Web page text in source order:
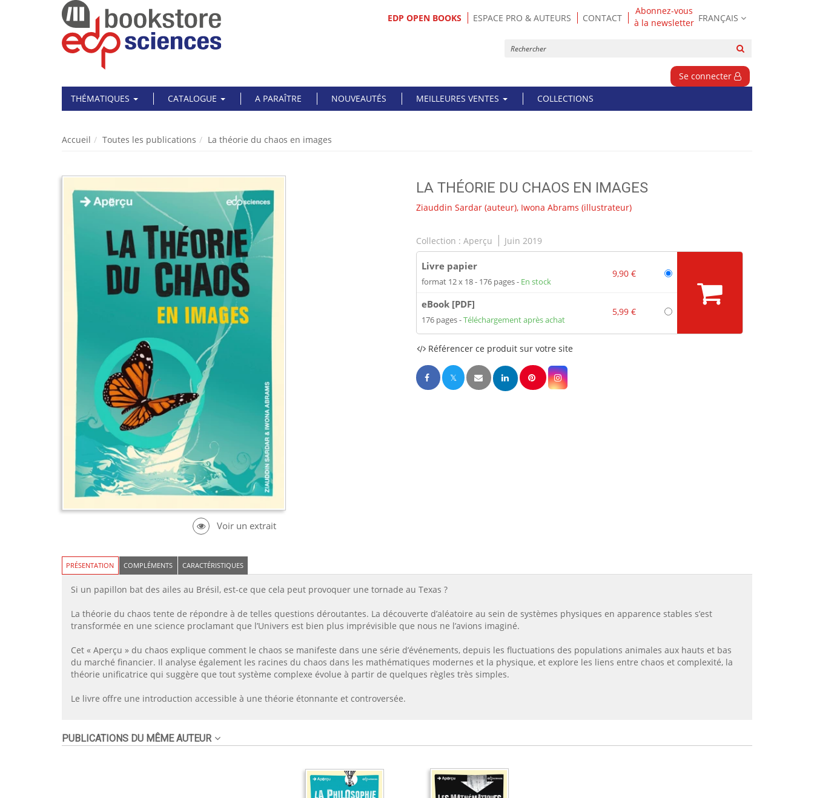
EDP OPEN BOOKS ESPACE PRO & AUTEURS CONTACT
Abonnez-vous
à la newsletter FRANÇAIS
Se connecter
THÉMATIQUES
CATALOGUE A PARAÎTRE NOUVEAUTÉS MEILLEURES VENTES COLLECTIONS
Accueil Toutes les publications La théorie du chaos en images
LA THÉORIE DU CHAOS EN IMAGES
Ziauddin Sardar (auteur), Iwona Abrams (illustrateur)
Collection : Aperçu Juin 2019
Livre papier
format 12 x 18 176 pages En stock
9,90 €
eBook [PDF]
176 pages Téléchargement après achat
5,99 €
Référencer ce produit sur votre site
PRÉSENTATION COMPLÉMENTS CARACTÉRISTIQUES
Si un papillon bat des ailes au Brésil, est-ce que cela peut provoquer une tornade au Texas ?
La théorie du chaos tente de répondre à de telles questions déroutantes. La découverte d’aléatoire au sein de systèmes physiques en apparence stables s’est
transformée en une science proclamant que l’Univers est bien plus imprévisible que nous ne l’avions imaginé.
Cet « Aperçu » du chaos explique comment le chaos se manifeste dans une série d’événements, depuis les fluctuations des populations animales aux hauts et bas
du marché financier. Il analyse également les racines du chaos dans les mathématiques modernes et la physique, et explore les liens entre chaos et complexité, la
théorie unificatrice qui suggère que tout système complexe évolue à partir de quelques règles très simples.
Le livre offre une introduction accessible à une théorie étonnante et controversée.
PUBLICATIONS DU MÊME AUTEUR